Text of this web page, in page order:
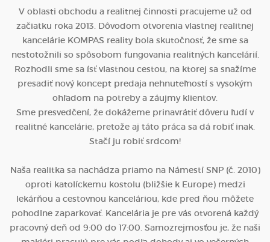
V oblasti obchodu a realitnej činnosti pracujeme už od
začiatku roka 2013. Dôvodom otvorenia vlastnej realitnej
kancelárie KOMPAS reality bola skutočnosť, že sme sa
nestotožnili so spôsobom fungovania realitných kancelárií.
Rozhodli sme sa ísť vlastnou cestou, na ktorej sa snažíme
presadiť nový koncept predaja nehnuteľností s vysokým
ohľadom na potreby a záujmy klientov.
Sme presvedčení, že dokážeme prinavrátiť dôveru ľudí v
realitné kancelárie, pretože aj táto práca sa dá robiť inak.
Stačí ju robiť srdcom!
Naša realitka sa nachádza priamo na Námestí SNP (č. 2010)
oproti katolíckemu kostolu (bližšie k Europe) medzi
lekárňou a cestovnou kanceláriou, kde pred ňou môžete
pohodlne zaparkovať. Kancelária je pre vás otvorená každý
pracovný deň od 9:00 do 17:00. Samozrejmosťou je, že naši